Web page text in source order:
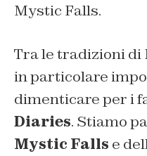
Mystic Falls.
Tra le tradizioni di
in particolare
dimenticare per i
Diaries. Stiamo
Mystic Falls e